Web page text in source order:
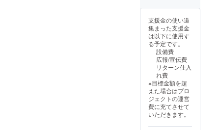
年９
月〜
2026年
８月末
はでき
ん。手
渡しで
のリ
ターン
になり
ます。
Tシャツ
白と黒
ですが
字体や
色味は
変わる
可能性
支援金の使い道
集まった支援金
は以下に使用す
る予定です。
設備費
広報/宣伝費
リターン仕入
れ費
※目標金額を超
えた場合はプロ
ジェクトの運営
費に充てさせて
いただきます。